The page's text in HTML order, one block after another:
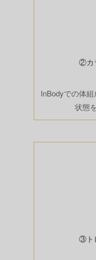
②カ
InBodyでの体
状態
③ト